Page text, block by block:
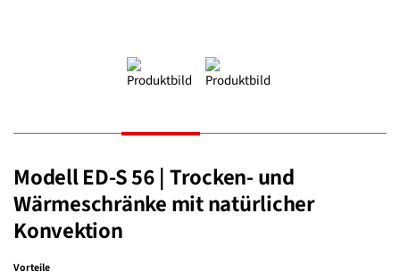
Modell ED-S 56 | Trocken- und
Wärmeschränke mit natürlicher
Konvektion
Vorteile